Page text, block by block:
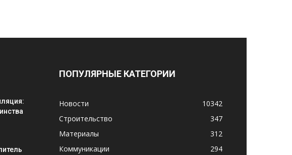
ПОПУЛЯРНЫЕ КАТЕГОРИИ
Новости
10342
Строительство
347
Материалы
312
Коммуникации
294